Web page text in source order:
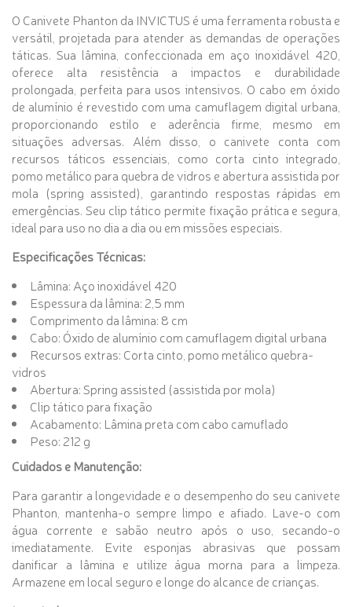
O Canivete Phanton da INVICTUS é uma ferramenta robusta e
versátil, projetada para atender as demandas de operações
táticas. Sua lâmina, confeccionada em aço inoxidável 420,
oferece alta resistência a impactos e durabilidade
prolongada, perfeita para usos intensivos. O cabo em óxido
de alumínio é revestido com uma camuflagem digital urbana,
proporcionando estilo e aderência firme, mesmo em
situações adversas. Além disso, o canivete conta com
recursos táticos essenciais, como corta cinto integrado,
pomo metálico para quebra de vidros e abertura assistida por
mola (spring assisted), garantindo respostas rápidas em
emergências. Seu clip tático permite fixação prática e segura,
ideal para uso no dia a dia ou em missões especiais.
Especificações Técnicas:
Lâmina: Aço inoxidável 420
Espessura da lâmina: 2,5 mm
Comprimento da lâmina: 8 cm
Cabo: Óxido de alumínio com camuflagem digital urbana
Recursos extras: Corta cinto, pomo metálico quebra-
vidros
Abertura: Spring assisted (assistida por mola)
Clip tático para fixação
Acabamento: Lâmina preta com cabo camuflado
Peso: 212 g
Cuidados e Manutenção:
Para garantir a longevidade e o desempenho do seu canivete
Phanton, mantenha-o sempre limpo e afiado. Lave-o com
água corrente e sabão neutro após o uso, secando-o
imediatamente. Evite esponjas abrasivas que possam
danificar a lâmina e utilize água morna para a limpeza.
Armazene em local seguro e longe do alcance de crianças.